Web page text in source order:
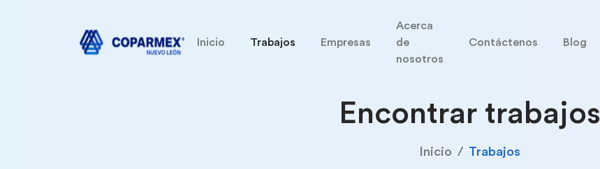
Inicio Trabajos Empresas
Acerca
de
nosotros
Contáctenos Blog
Encontrar trabajos
Inicio Trabajos